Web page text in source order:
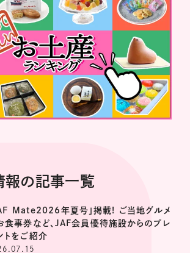
報の記事一覧
Mate2026年夏号」掲載! ご当地グルメ
食事券など、JAF会員優待施設からのプレ
トをご紹介